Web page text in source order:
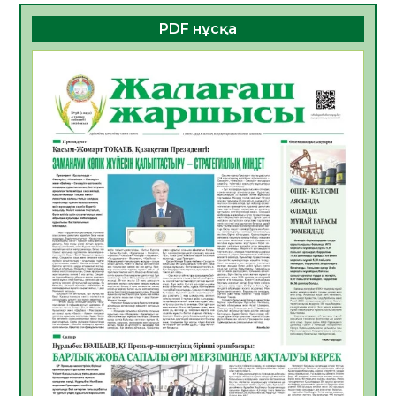
06.08.2026 29 0
ҚҰРЫЛТАЙ САЙЛАУЫ – БОЛАШАҚҚА
БАСТАР ЖАУАПТЫ ТАҢДАУ
06.08.2026
Инфекциялық ауруларға қарсы иммундау
жұмыстарының тиімділігі
06.08.2026
32
Көкжөтел ауруы туралы
06.08.2026
29
АПВ вакцинасы туралы мәлімет
06.08.2026
30
Open Air: Қызылорда облысы полиция
департаменті 20 мыңнан астам
көрерменнің қауіпсіздігін қамтамасыз етті
06.08.2026
41
PDF нұсқа